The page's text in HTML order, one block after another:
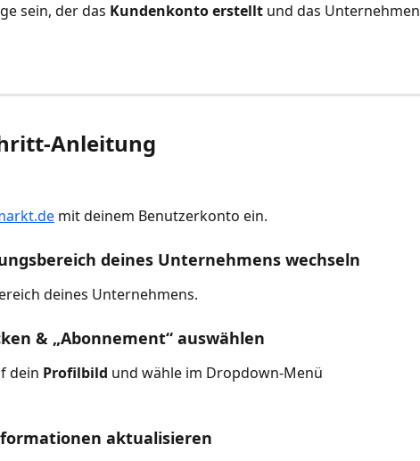
sein, der das Kundenkonto erstellt und das Unternehmen
Anleitung
mit deinem Benutzerkonto ein.
deines Unternehmens wechseln
deines Unternehmens.
& „Abonnement“ auswählen
dein Profilbild und wähle im Dropdown-Menü
aktualisieren